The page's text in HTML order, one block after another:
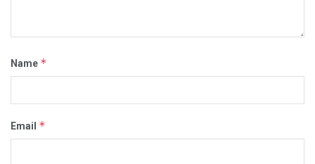
Name *
Email *